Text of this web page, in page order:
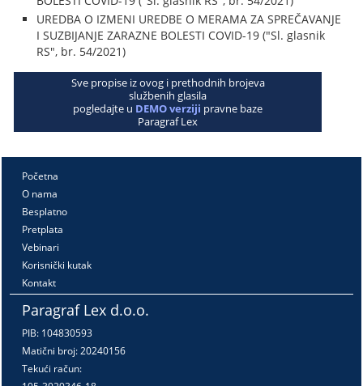
UREDBA O IZMENI UREDBE O MERAMA ZA SPREČAVANJE
I SUZBIJANJE ZARAZNE BOLESTI COVID-19 ("Sl. glasnik
RS", br. 54/2021)
Sve propise iz ovog i prethodnih brojeva
službenih glasila
pogledajte u DEMO verziji pravne baze
Paragraf Lex
Početna
O nama
Besplatno
Pretplata
Vebinari
Korisnički kutak
Kontakt
Paragraf Lex d.o.o.
PIB: 104830593
Matični broj: 20240156
Tekući račun: